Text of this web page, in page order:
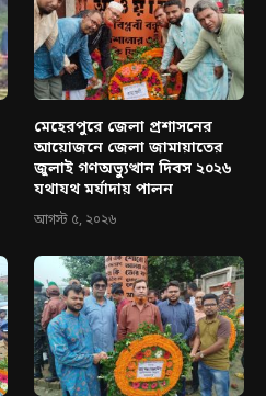
মেহেরপুরে জেলা প্রশাসনের
আয়োজনে জেলা জামায়াতের
জুলাই গণঅভ্যুত্থান দিবস ২০২৬
যথাযথ মর্যাদায় পালন
আগস্ট ৫, ২০২৬